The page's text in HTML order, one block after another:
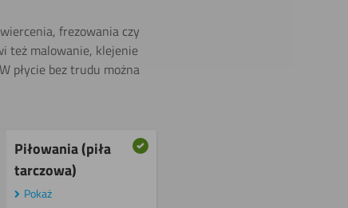
frezowania czy
też malowanie, klejenie
płycie bez trudu można
Piłowania (piła
tarczowa) ​
Pokaż